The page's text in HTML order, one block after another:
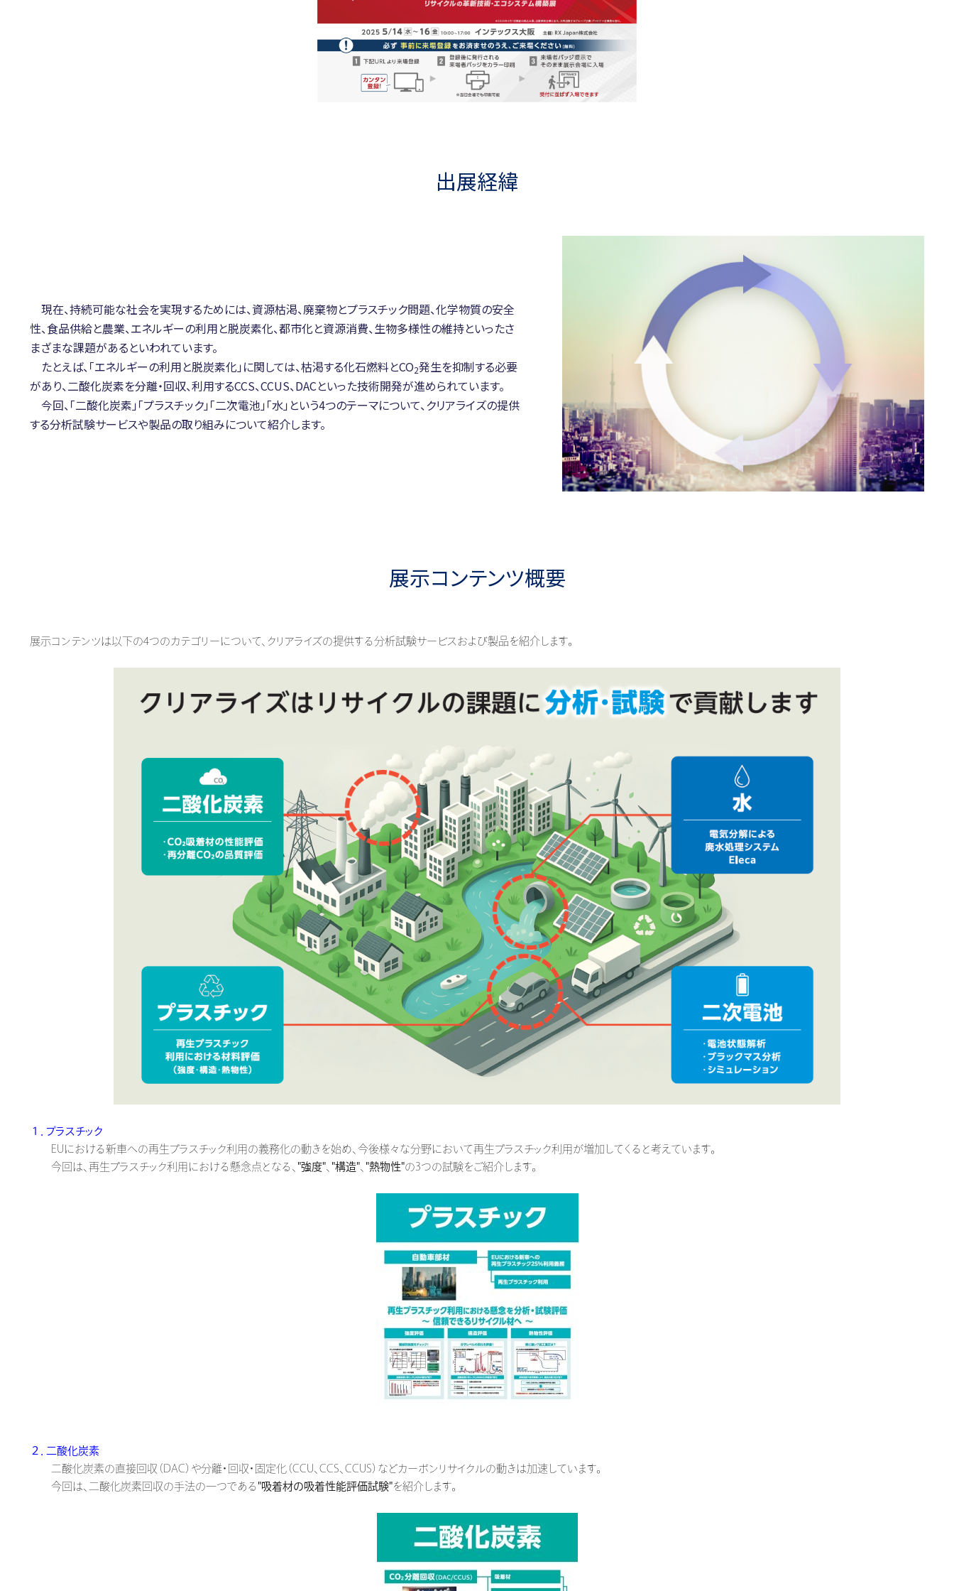
出展経緯
現在、持続可能な社会を実現するためには、資源枯渇、廃棄物とプラスチック問題、化学物質の安全
性、食品供給と農業、エネルギーの利用と脱炭素化、都市化と資源消費、生物多様性の維持といったさ
まざまな課題があるといわれています。
たとえば、「エネルギーの利用と脱炭素化」に関しては、枯渇する化石燃料とCO2発生を抑制する必要
があり、二酸化炭素を分離・回収、利用するCCS、CCUS、DACといった技術開発が進められています。
今回、「二酸化炭素」「プラスチック」「二次電池」「水」という4つのテーマについて、クリアライズの提供
する分析試験サービスや製品の取り組みについて紹介します。
展示コンテンツ概要
展示コンテンツは以下の4つのカテゴリーについて、クリアライズの提供する分析試験サービスおよび製品を紹介します。
１．プラスチック
EUにおける新車への再生プラスチック利用の義務化の動きを始め、今後様々な分野において再生プラスチック利用が増加してくると考えています。
今回は、再生プラスチック利用における懸念点となる、 "強度"、 "構造"、 "熱物性"の3つの試験をご紹介します。
２．二酸化炭素
二酸化炭素の直接回収（DAC）や分離・回収・固定化（CCU、CCS、CCUS）などカーボンリサイクルの動きは加速しています。
今回は、二酸化炭素回収の手法の一つである "吸着材の吸着性能評価試験"を紹介します。